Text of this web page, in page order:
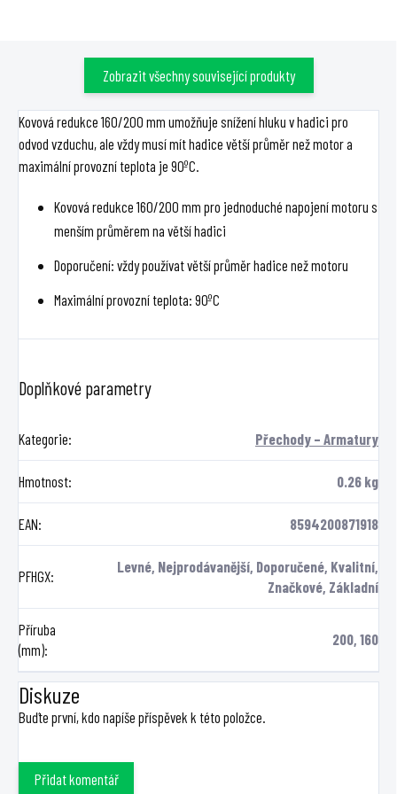
Zobrazit všechny související produkty
Kovová redukce 160/200 mm umožňuje snížení hluku v hadici pro
odvod vzduchu, ale vždy musí mít hadice větší průměr než motor a
maximální provozní teplota je 90ºC.
Kovová redukce 160/200 mm pro jednoduché napojení motoru s
menším průměrem na větší hadici
Doporučení: vždy používat větší průměr hadice než motoru
Maximální provozní teplota: 90ºC
Doplňkové parametry
Kategorie: Přechody – Armatury
Hmotnost: 0.26 kg
EAN: 8594200871918
PFHGX:
Levné, Nejprodávanější, Doporučené, Kvalitní,
Značkové, Základní
Příruba
(mm):
200, 160
Diskuze
Buďte první, kdo napíše příspěvek k této položce.
Přidat komentář